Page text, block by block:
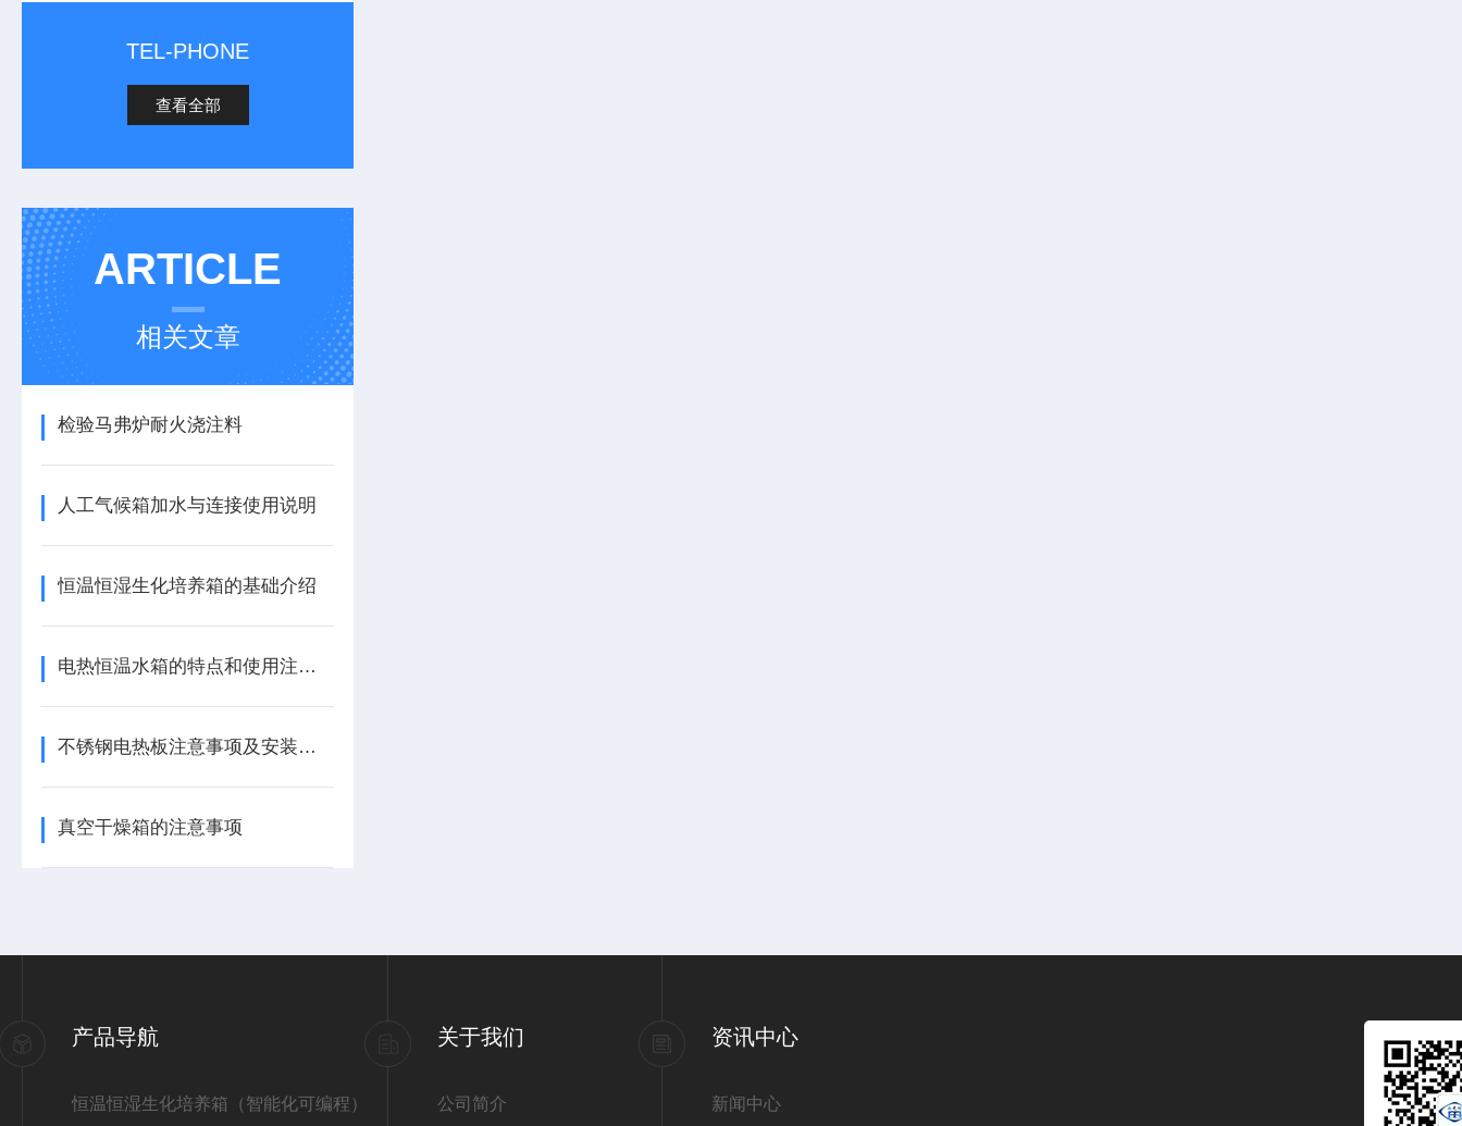
TEL-PHONE
查看全部
ARTICLE
相关文章
检验马弗炉耐火浇注料
人工气候箱加水与连接使用说明
恒温恒湿生化培养箱的基础介绍
电热恒温水箱的特点和使用注意项
不锈钢电热板注意事项及安装调试方法
真空干燥箱的注意事项
产品导航
恒温恒湿生化培养箱（智能化可编程）
关于我们
公司简介
资讯中心
新闻中心